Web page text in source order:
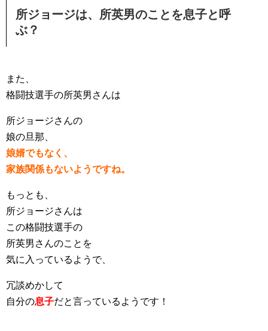
所ジョージは、所英男のことを息子と呼
ぶ？
また、
格闘技選手の所英男さんは
所ジョージさんの
娘の旦那、
娘婿でもなく、
家族関係もないようですね。
もっとも、
所ジョージさんは
この格闘技選手の
所英男さんのことを
気に入っているようで、
冗談めかして
自分の息子だと言っているようです！